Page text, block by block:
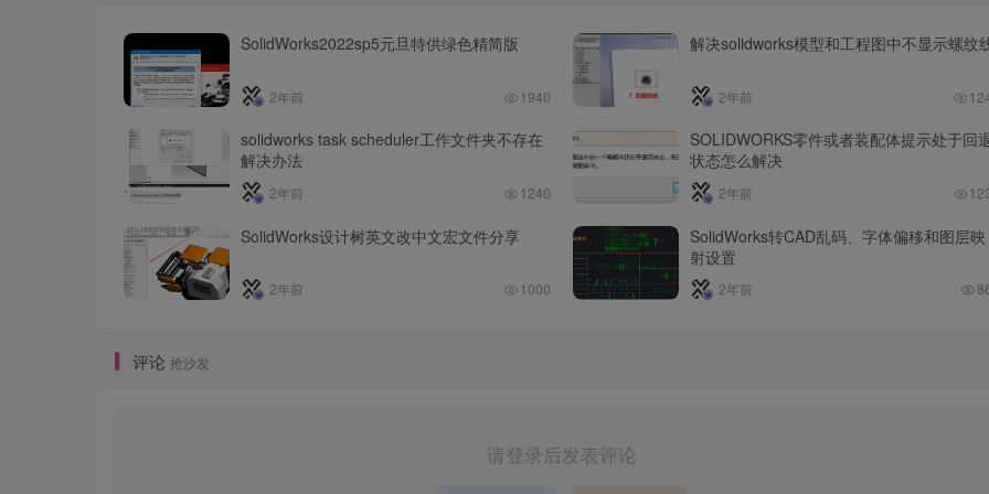
SolidWorks2022sp5元旦特供绿色精简版
2年前 1940
解决solidworks模型和工程图中不显示螺纹
2年前
solidworks task scheduler工作文件夹不存在
解决办法
2年前 1240
SOLIDWORKS零件或者装配体提示处于回
状态怎么解决
2年前
SolidWorks设计树英文改中文宏文件分享
2年前 1000
SolidWorks转CAD乱码、字体偏移和图层映
射设置
2年前
评论 抢沙发
请登录后发表评论